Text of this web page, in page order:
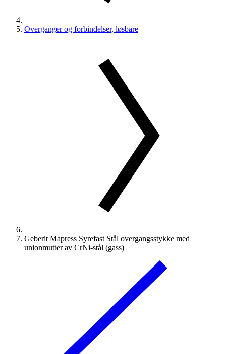
Overganger og forbindelser, løsbare
Geberit Mapress Syrefast Stål overgangsstykke med
unionmutter av CrNi-stål (gass)